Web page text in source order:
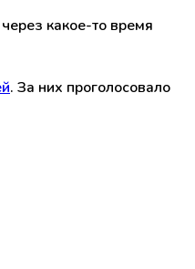
какое-то время
. За них проголосовало